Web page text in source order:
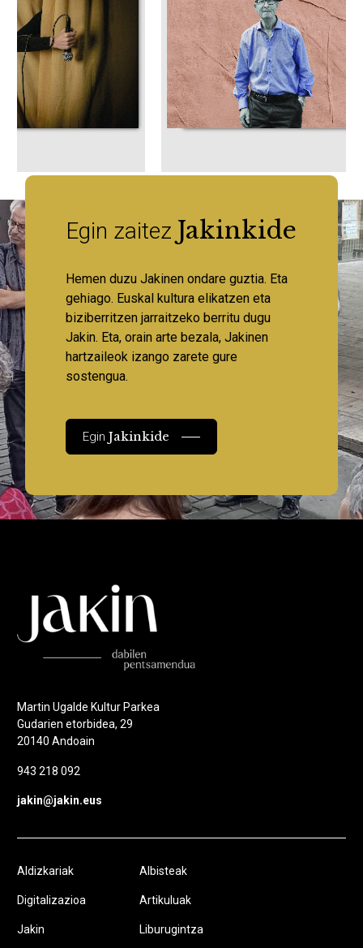
Egin zaitez Jakinkide
Hemen duzu Jakinen ondare guztia. Eta
gehiago. Euskal kultura elikatzen eta
biziberritzen jarraitzeko berritu dugu
Jakin. Eta, orain arte bezala, Jakinen
hartzaileok izango zarete gure
sostengua.
EginJakinkide
Martin Ugalde Kultur Parkea
Gudarien etorbidea, 29
20140 Andoain
943 218 092
jakin@jakin.eus
Aldizkariak
Digitalizazioa
Jakin
Albisteak
Artikuluak
Liburugintza